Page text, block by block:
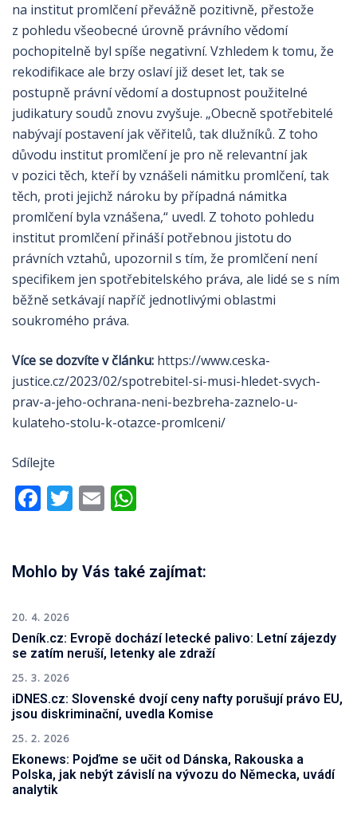
na institut promlčení převážně pozitivně, přestože
z pohledu všeobecné úrovně právního vědomí
pochopitelně byl spíše negativní. Vzhledem k tomu, že
rekodifikace ale brzy oslaví již deset let, tak se
postupně právní vědomí a dostupnost použitelné
judikatury soudů znovu zvyšuje. „Obecně spotřebitelé
nabývají postavení jak věřitelů, tak dlužníků. Z toho
důvodu institut promlčení je pro ně relevantní jak
v pozici těch, kteří by vznášeli námitku promlčení, tak
těch, proti jejichž nároku by případná námitka
promlčení byla vznášena,“ uvedl. Z tohoto pohledu
institut promlčení přináší potřebnou jistotu do
právních vztahů, upozornil s tím, že promlčení není
specifikem jen spotřebitelského práva, ale lidé se s ním
běžně setkávají napříč jednotlivými oblastmi
soukromého práva.
Více se dozvíte v článku: https://www.ceska-
justice.cz/2023/02/spotrebitel-si-musi-hledet-svych-
prav-a-jeho-ochrana-neni-bezbreha-zaznelo-u-
kulateho-stolu-k-otazce-promlceni/
Sdílejte
Facebook
Twitter
Email
Mohlo by Vás také zajímat:
20. 4. 2026
Deník.cz: Evropě dochází letecké palivo: Letní zájezdy
se zatím neruší, letenky ale zdraží
25. 3. 2026
iDNES.cz: Slovenské dvojí ceny nafty porušují právo EU,
jsou diskriminační, uvedla Komise
25. 2. 2026
Ekonews: Pojďme se učit od Dánska, Rakouska a
Polska, jak nebýt závislí na vývozu do Německa, uvádí
analytik